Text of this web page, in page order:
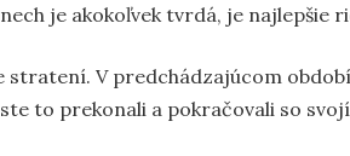
je akokoľvek tvrdá, je najlepšie
stratení. V predchádzajúcom
to prekonali a pokračovali so